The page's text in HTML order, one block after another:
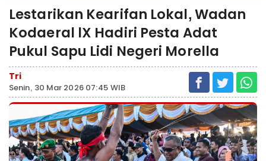
Lestarikan Kearifan Lokal, Wadan
Kodaeral lX Hadiri Pesta Adat
Pukul Sapu Lidi Negeri Morella
Tri
Senin, 30 Mar 2026 07:45 WIB